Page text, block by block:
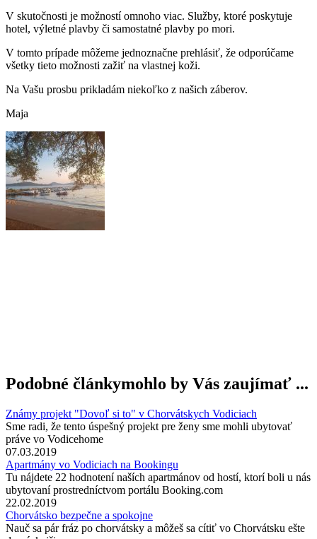
V skutočnosti je možností omnoho viac. Služby, ktoré poskytuje
hotel, výletné plavby či samostatné plavby po mori.
V tomto prípade môžeme jednoznačne prehlásiť, že odporúčame
všetky tieto možnosti zažiť na vlastnej koži.
Na Vašu prosbu prikladám niekoľko z našich záberov.
Maja
Podobné článkymohlo by Vás zaujímať ...
Známy projekt "Dovoľ si to" v Chorvátskych Vodiciach
Sme radi, že tento úspešný projekt pre ženy sme mohli ubytovať
práve vo Vodicehome
07.03.2019
Apartmány vo Vodiciach na Bookingu
Tu nájdete 22 hodnotení naších apartmánov od hostí, ktorí boli u nás
ubytovaní prostredníctvom portálu Booking.com
22.02.2019
Chorvátsko bezpečne a spokojne
Nauč sa pár fráz po chorvátsky a môžeš sa cítiť vo Chorvátsku ešte